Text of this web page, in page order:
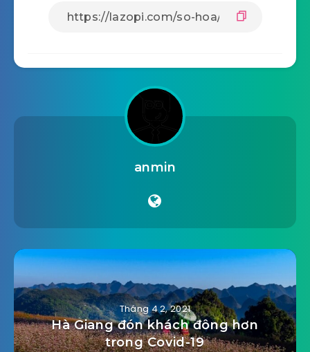
anmin
Tháng 4 2, 2021
Hà Giang đón khách đông hơn
trong Covid-19